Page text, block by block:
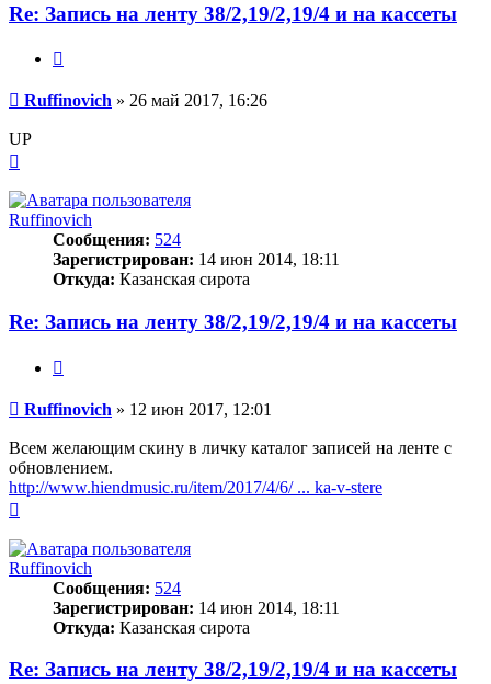
Re: Запись на ленту 38/2,19/2,19/4 и на кассеты
Сообщение
Ruffinovich » 26 май 2017, 16:26
UP
началу
Ruffinovich
Сообщения: 524
Зарегистрирован: 14 июн 2014, 18:11
Откуда: Казанская сирота
Re: Запись на ленту 38/2,19/2,19/4 и на кассеты
Сообщение
Ruffinovich » 12 июн 2017, 12:01
Всем желающим скину в личку каталог записей на ленте с
обновлением.
http://www.hiendmusic.ru/item/2017/4/6/ ... ka-v-stere
началу
Ruffinovich
Сообщения: 524
Зарегистрирован: 14 июн 2014, 18:11
Откуда: Казанская сирота
Re: Запись на ленту 38/2,19/2,19/4 и на кассеты